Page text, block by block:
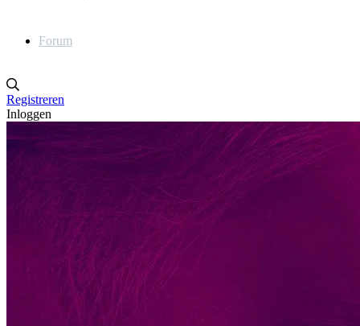
Forum
Registreren
Inloggen